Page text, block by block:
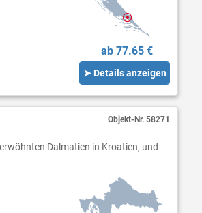
ab 77.65 €
➤ Details anzeigen
Dalmatien in Kroatien, und
Objekt-Nr. 58271